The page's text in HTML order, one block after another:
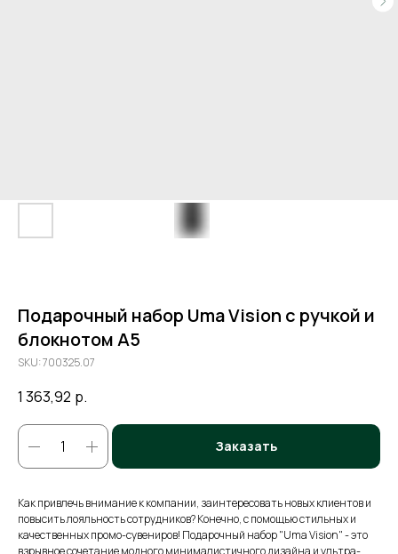
Подарочный набор Uma Vision с ручкой и
блокнотом А5
SKU:700325.07
1 363,92 р.
Заказать
Как привлечь внимание к компании, заинтересовать новых клиентов и
повысить лояльность сотрудников? Конечно, с помощью стильных и
качественных промо-сувениров! Подарочный набор "Uma Vision" - это